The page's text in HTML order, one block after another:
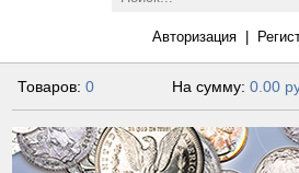
Авторизация|
Товаров:0 На сумму: 0.00